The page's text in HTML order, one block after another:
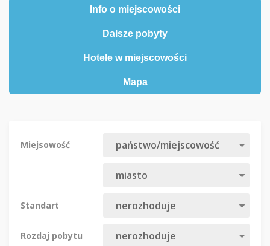
Info o miejscowości
Dalsze pobyty
Hotele w miejscowości
Mapa
Miejsowość
Standart
Rozdaj pobytu